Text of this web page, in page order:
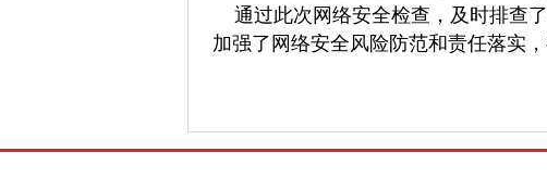
通过此次网络安全检查，及时排查
加强了网络安全风险防范和责任落实